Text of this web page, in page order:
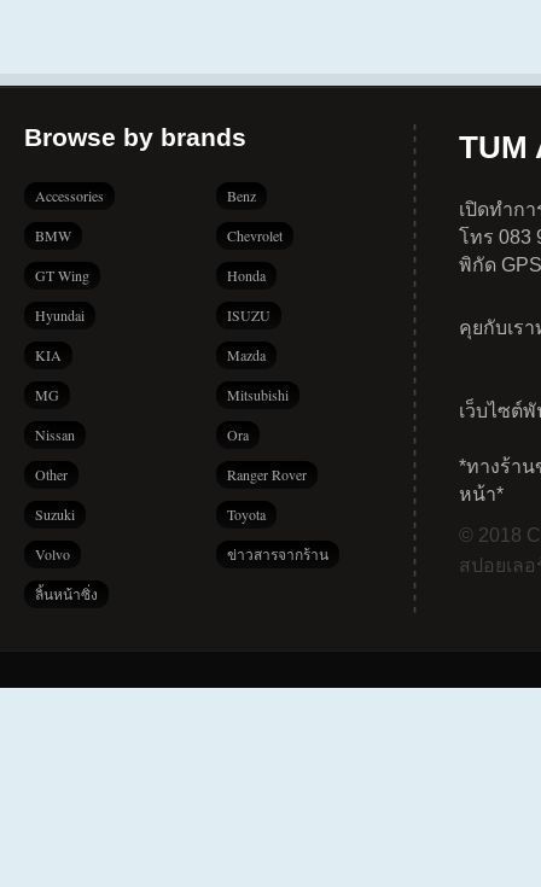
Browse by brands
Accessories Benz
BMW Chevrolet
GT Wing Honda
Hyundai ISUZU
KIA Mazda
MG Mitsubishi
Nissan Ora
Other Ranger Rover
Suzuki Toyota
Volvo ข่าวสารจากร้าน
ลิ้นหน้าซิ่ง
TUM
เปิดทำก
โทร 083
พิกัด
คุยกับเร
เว็บไซต์
*ทางร้าน
หน้า*
© 2018
สปอยเล